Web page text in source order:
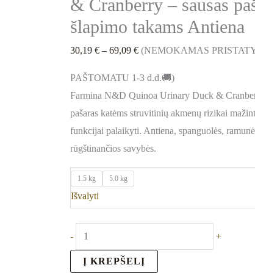
& Cranberry – sausas
šlapimo takams Antiena
30,19€ – 69,09€ (NEMOKAMAS
PAŠTOMATU 1-3 d.d.🚚)
Farmina N&D Quinoa Urinary Duck &
pašaras katėms struvitinių akmenų rizikai
funkcijai palaikyti. Antiena, spanguolės,
rūgštinančios savybės.
1.5 kg 5.0 kg
Išvalyti
- +
Į KREPŠELĮ